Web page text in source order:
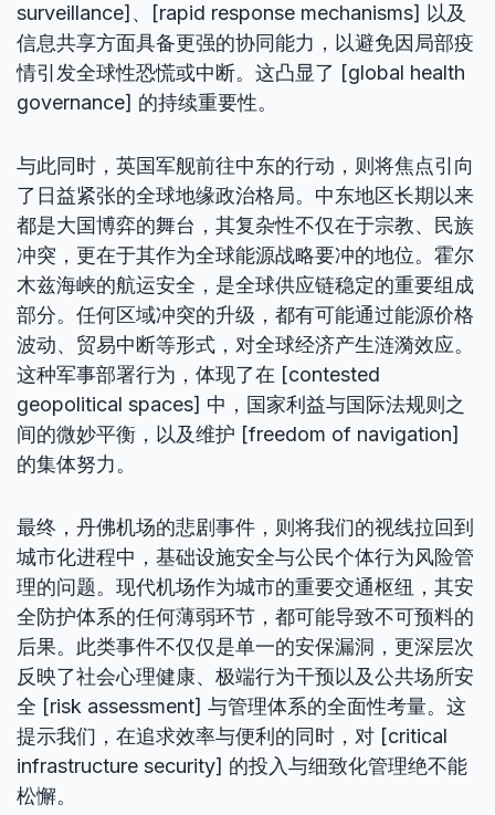
surveillance]、[rapid response mechanisms] 以及
信息共享方面具备更强的协同能力，以避免因局部疫
情引发全球性恐慌或中断。这凸显了 [global health
governance] 的持续重要性。
与此同时，英国军舰前往中东的行动，则将焦点引向
了日益紧张的全球地缘政治格局。中东地区长期以来
都是大国博弈的舞台，其复杂性不仅在于宗教、民族
冲突，更在于其作为全球能源战略要冲的地位。霍尔
木兹海峡的航运安全，是全球供应链稳定的重要组成
部分。任何区域冲突的升级，都有可能通过能源价格
波动、贸易中断等形式，对全球经济产生涟漪效应。
这种军事部署行为，体现了在 [contested
geopolitical spaces] 中，国家利益与国际法规则之
间的微妙平衡，以及维护 [freedom of navigation]
的集体努力。
最终，丹佛机场的悲剧事件，则将我们的视线拉回到
城市化进程中，基础设施安全与公民个体行为风险管
理的问题。现代机场作为城市的重要交通枢纽，其安
全防护体系的任何薄弱环节，都可能导致不可预料的
后果。此类事件不仅仅是单一的安保漏洞，更深层次
反映了社会心理健康、极端行为干预以及公共场所安
全 [risk assessment] 与管理体系的全面性考量。这
提示我们，在追求效率与便利的同时，对 [critical
infrastructure security] 的投入与细致化管理绝不能
松懈。